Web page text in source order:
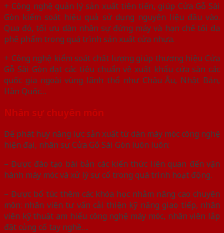
+ Công nghệ quản lý sản xuất tiên tiến, giúp Cửa Gỗ Sài
Gòn kiểm soát hiệu quả sử dụng nguyên liệu đầu vào.
Qua đó, tối ưu dàn nhân sự đứng máy và hạn chế tối đa
phế phẩm trong quá trình sản xuất cửa nhựa.
+ Công nghệ kiểm soát chất lượng giúp thương hiệu Cửa
Gỗ Sài Gòn đạt các tiêu chuẩn về xuất khẩu cửa sàn các
quốc gia ngoài vùng lãnh thổ như Châu Âu, Nhật Bản,
Hàn Quốc…
Nhân sự chuyên môn
Để phát huy năng lực sản xuất từ dàn máy móc công nghệ
hiện đại, nhân sự Cửa Gỗ Sài Gòn luôn luôn:
– Được đào tạo bài bản các kiến thức liên quan đến vận
hành máy móc và xử lý sự cố trong quá trình hoạt động.
– Được bổ túc thêm các khóa học nhằm nâng cao chuyên
môn: nhân viên tư vấn cải thiện kỹ năng giao tiếp, nhân
viên kỹ thuật am hiểu công nghệ máy móc, nhân viên lắp
đặt củng cố tay nghề….